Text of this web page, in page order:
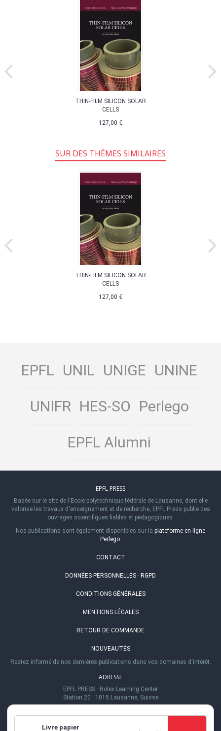
Livre papier
THIN-FILM SILICON SOLAR
CELLS
127,00 €
SUR DES THÈMES SIMILAIRES
THIN-FILM SILICON SOLAR
CELLS
127,00 €
EPFL UNIL UNIGE UNINE
UNIFR HES-SO Perlego
EPFL Alumni
EPFL PRESS
Basée sur le site de l'Ecole polytechnique fédérale de Lausanne, dont elle
valorise les travaux d'enseignement et de recherche, EPFL Press publie des
ouvrages scientifiques fiables et pédagogiques.
Nos publications sont également disponibles sur la plateforme en ligne
Perlego.
CONTACT
DONNÉES PERSONNELLES - RGPD
CONDITIONS GÉNÉRALES
MENTIONS LÉGALES
RETOUR DE COMMANDE
NOUVEAUTÉS
Restez informé de nos dernières publications dans vos domaines d'intérêt.
ADRESSE
EPFL PRESS · Rolex Learning Center
Station 20 · 1015 Lausanne, Suisse